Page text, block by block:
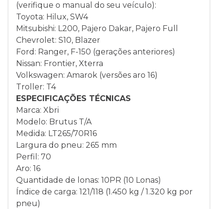
(verifique o manual do seu veículo):
Toyota: Hilux, SW4
Mitsubishi: L200, Pajero Dakar, Pajero Full
Chevrolet: S10, Blazer
Ford: Ranger, F-150 (gerações anteriores)
Nissan: Frontier, Xterra
Volkswagen: Amarok (versões aro 16)
Troller: T4
ESPECIFICAÇÕES TÉCNICAS
Marca: Xbri
Modelo: Brutus T/A
Medida: LT265/70R16
Largura do pneu: 265 mm
Perfil: 70
Aro: 16
Quantidade de lonas: 10PR (10 Lonas)
Índice de carga: 121/118 (1.450 kg / 1.320 kg por
pneu)